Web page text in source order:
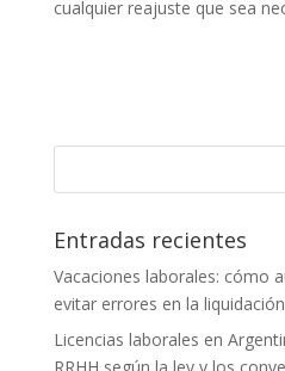
cualquier reajuste que sea
Entradas recientes
Vacaciones laborales: cómo
evitar errores en la liquidación
Licencias laborales en
RRHH según la ley y los